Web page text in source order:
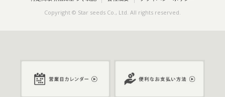
Copyright © Star seeds Co., Ltd. All rights reserved.